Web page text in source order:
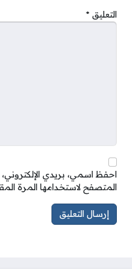
التعليق *
احفظ اسمي، بريدي
المتصفح لاستخدامها المرة